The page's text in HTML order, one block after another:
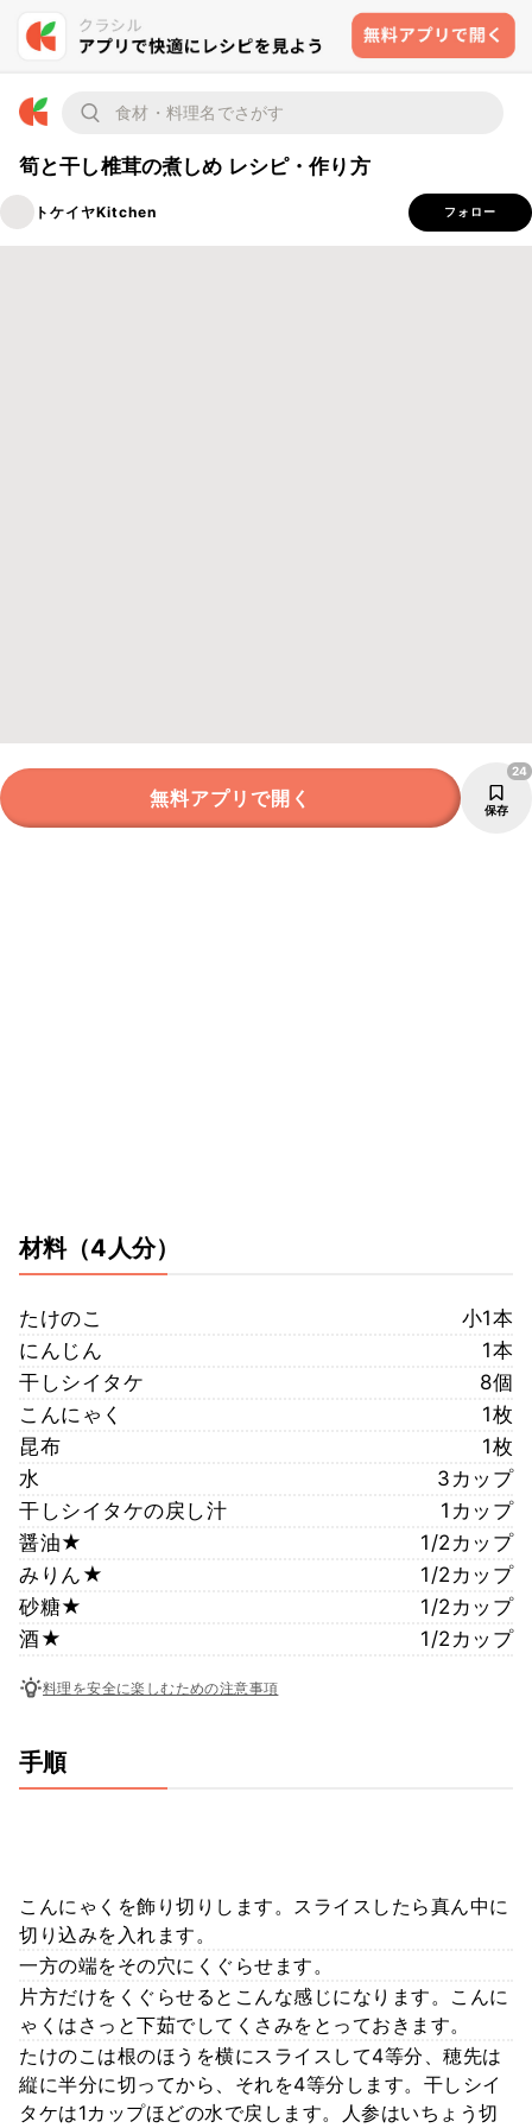
筍と干し椎茸の煮しめ レシピ・作り方
トケイヤKitchen フォロー
無料アプリで開く 保存
24
材料（4人分）
たけのこ
小1本
にんじん
1本
干しシイタケ
8個
こんにゃく
1枚
昆布
1枚
水
3カップ
干しシイタケの戻し汁
1カップ
醤油★
1/2カップ
みりん★
1/2カップ
砂糖★
1/2カップ
酒★
1/2カップ
料理を安全に楽しむための注意事項
手順
こんにゃくを飾り切りします。スライスしたら真ん中に
切り込みを入れます。
一方の端をその穴にくぐらせます。
片方だけをくぐらせるとこんな感じになります。こんに
ゃくはさっと下茹でしてくさみをとっておきます。
たけのこは根のほうを横にスライスして4等分、穂先は
縦に半分に切ってから、それを4等分します。干しシイ
タケは1カップほどの水で戻します。人参はいちょう切